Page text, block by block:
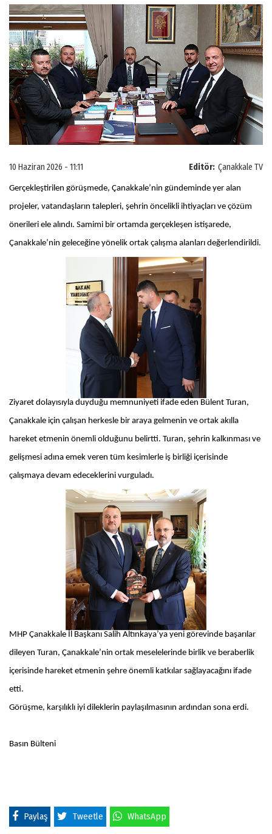
Editör: Çanakkale TV
10 Haziran 2026 - 11:11
Gerçekleştirilen görüşmede, Çanakkale’nin gündeminde yer alan
projeler, vatandaşların talepleri, şehrin öncelikli ihtiyaçları ve çözüm
önerileri ele alındı. Samimi bir ortamda gerçekleşen istişarede,
Çanakkale’nin geleceğine yönelik ortak çalışma alanları değerlendirildi.
Ziyaret dolayısıyla duyduğu memnuniyeti ifade eden Bülent Turan,
Çanakkale için çalışan herkesle bir araya gelmenin ve ortak akılla
hareket etmenin önemli olduğunu belirtti. Turan, şehrin kalkınması ve
gelişmesi adına emek veren tüm kesimlerle iş birliği içerisinde
çalışmaya devam edeceklerini vurguladı.
MHP Çanakkale İl Başkanı Salih Altınkaya’ya yeni görevinde başarılar
dileyen Turan, Çanakkale’nin ortak meselelerinde birlik ve beraberlik
içerisinde hareket etmenin şehre önemli katkılar sağlayacağını ifade
etti.
Görüşme, karşılıklı iyi dileklerin paylaşılmasının ardından sona erdi.
Basın Bülteni
Paylaş Tweetle WhatsApp